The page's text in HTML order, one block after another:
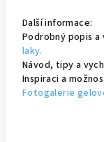
Další informace:
Podrobný popis
laky.
Návod, tipy a
Inspiraci a
Fotogalerie